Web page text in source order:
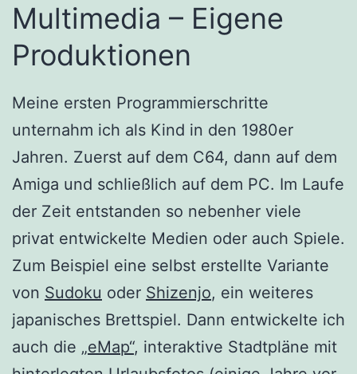
Multimedia – Eigene
Produktionen
Meine ersten Programmierschritte
unternahm ich als Kind in den 1980er
Jahren. Zuerst auf dem C64, dann auf dem
Amiga und schließlich auf dem PC. Im Laufe
der Zeit entstanden so nebenher viele
privat entwickelte Medien oder auch Spiele.
Zum Beispiel eine selbst erstellte Variante
von Sudoku oder Shizenjo, ein weiteres
japanisches Brettspiel. Dann entwickelte ich
auch die „eMap“, interaktive Stadtpläne mit